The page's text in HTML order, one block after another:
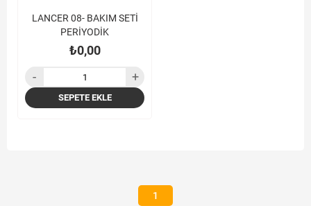
LANCER 08- BAKIM SETİ
PERİYODİK
₺0,00
SEPETE EKLE
1